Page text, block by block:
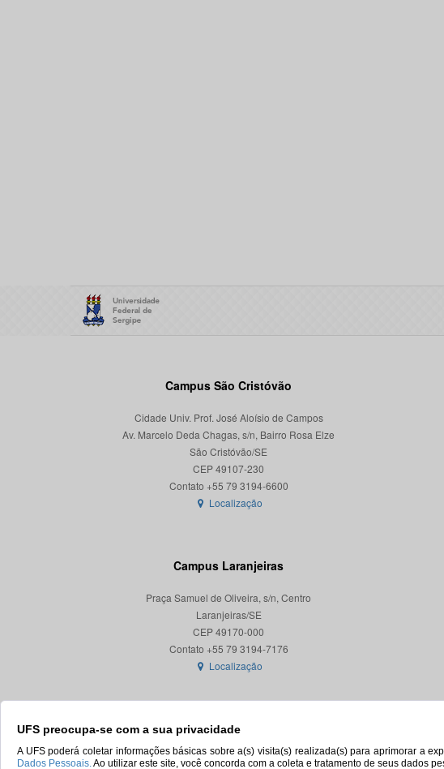
UFS preocupa-se com a sua privacidade
A UFS poderá coletar informações básicas sobre a(s) visita(s) realizada(s) para aprimorar a
Dados Pessoais.Ao utilizar este site, você concorda com a coleta e tratamento de seus dados
Campus São Cristóvão
Cidade Univ. Prof. José Aloísio de Campos
Av. Marcelo Deda Chagas, s/n, Bairro Rosa Elze
São Cristóvão/SE
CEP 49107-230
Localização
Campus Laranjeiras
Praça Samuel de Oliveira, s/n, Centro
Laranjeiras/SE
CEP 49170-000
Localização